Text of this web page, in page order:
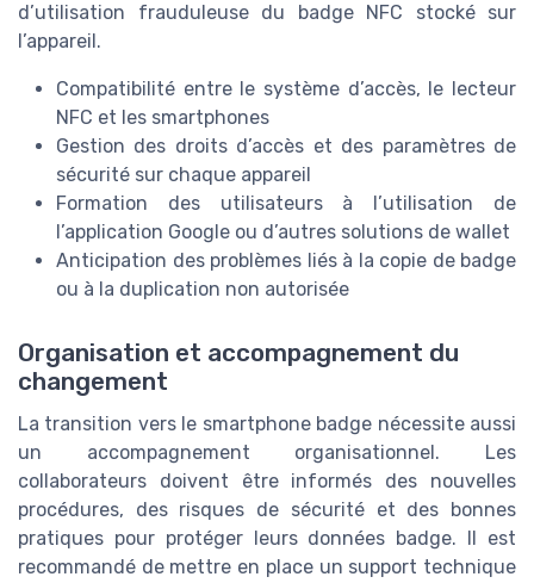
d’utilisation frauduleuse du badge NFC stocké sur
l’appareil.
Compatibilité entre le système d’accès, le lecteur
NFC et les smartphones
Gestion des droits d’accès et des paramètres de
sécurité sur chaque appareil
Formation des utilisateurs à l’utilisation de
l’application Google ou d’autres solutions de wallet
Anticipation des problèmes liés à la copie de badge
ou à la duplication non autorisée
Organisation et accompagnement du
changement
La transition vers le smartphone badge nécessite aussi
un accompagnement organisationnel. Les
collaborateurs doivent être informés des nouvelles
procédures, des risques de sécurité et des bonnes
pratiques pour protéger leurs données badge. Il est
recommandé de mettre en place un support technique